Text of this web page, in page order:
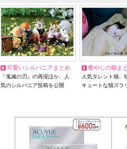
可愛いシルバニアまとめ
『鬼滅の刃』の再現ほか、人
気のシルバニア投稿を公開
癒やしの猫ま
人気タレント猫
キュートな猫ズラ